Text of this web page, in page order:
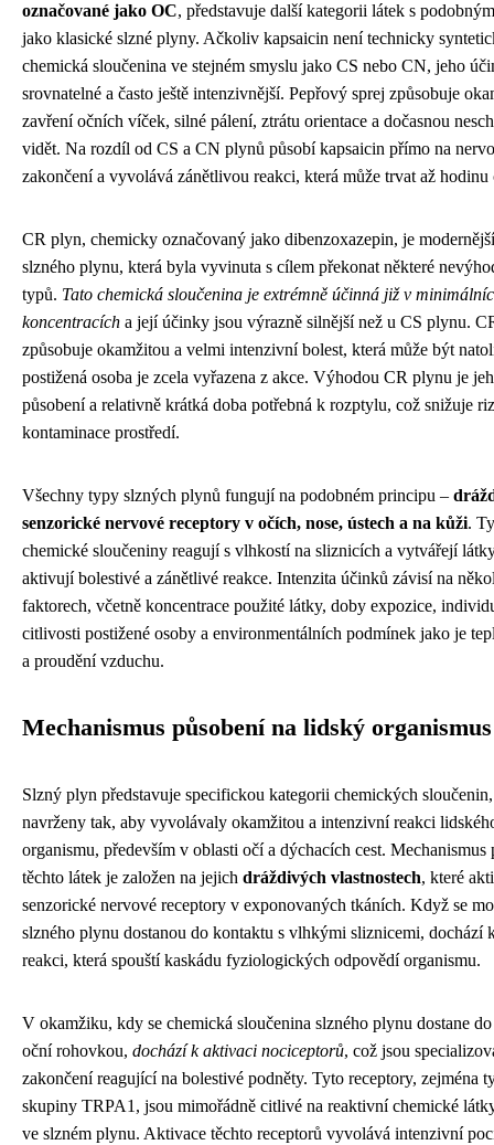
označované jako OC, představuje další kategorii látek s
jako klasické slzné plyny. Ačkoliv kapsaicin není technicky
chemická sloučenina ve stejném smyslu jako CS nebo CN, jeho
srovnatelné a často ještě intenzivnější. Pepřový sprej způsobuje
zavření očních víček, silné pálení, ztrátu orientace a dočasnou
vidět. Na rozdíl od CS a CN plynů působí kapsaicin přímo na
zakončení a vyvolává zánětlivou reakci, která může trvat až hodinu
CR plyn, chemicky označovaný jako dibenzoxazepin, je
slzného plynu, která byla vyvinuta s cílem překonat některé
typů. Tato chemická sloučenina je extrémně účinná již v
koncentracích a její účinky jsou výrazně silnější než u CS plynu.
způsobuje okamžitou a velmi intenzivní bolest, která může být
postižená osoba je zcela vyřazena z akce. Výhodou CR plynu je
působení a relativně krátká doba potřebná k rozptylu, což snižuje
kontaminace prostředí.
Všechny typy slzných plynů fungují na podobném principu –
senzorické nervové receptory v očích, nose, ústech a na kůži.
chemické sloučeniny reagují s vlhkostí na sliznicích a vytvářejí
aktivují bolestivé a zánětlivé reakce. Intenzita účinků závisí na
faktorech, včetně koncentrace použité látky, doby expozice,
citlivosti postižené osoby a environmentálních podmínek jako je
a proudění vzduchu.
Mechanismus působení na lidský organismus
Slzný plyn představuje specifickou kategorii chemických
navrženy tak, aby vyvolávaly okamžitou a intenzivní reakci
organismu, především v oblasti očí a dýchacích cest. Mechanismus
těchto látek je založen na jejich dráždivých vlastnostech, které
senzorické nervové receptory v exponovaných tkáních. Když se
slzného plynu dostanou do kontaktu s vlhkými sliznicemi, dochází
reakci, která spouští kaskádu fyziologických odpovědí organismu.
V okamžiku, kdy se chemická sloučenina slzného plynu dostane
oční rohovkou, dochází k aktivaci nociceptorů, což jsou
zakončení reagující na bolestivé podněty. Tyto receptory, zejména
skupiny TRPA1, jsou mimořádně citlivé na reaktivní chemické
ve slzném plynu. Aktivace těchto receptorů vyvolává intenzivní